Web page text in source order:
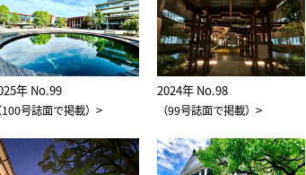
年 No.99
100号誌面で掲載） >
2024年 No.98
（99号誌面で掲載） >